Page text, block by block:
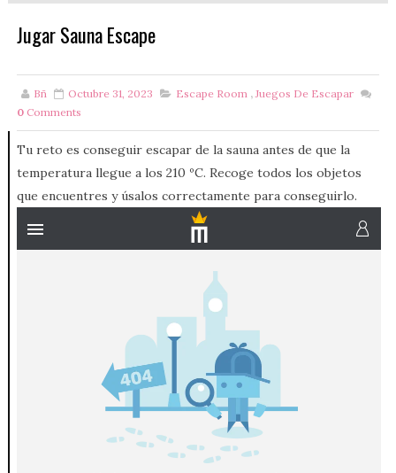
Jugar Sauna Escape
Bñ Octubre 31, 2023 Escape Room , Juegos De Escapar
0 Comments
Tu reto es conseguir escapar de la sauna antes de que la
temperatura llegue a los 210 ºC. Recoge todos los objetos
que encuentres y úsalos correctamente para conseguirlo.